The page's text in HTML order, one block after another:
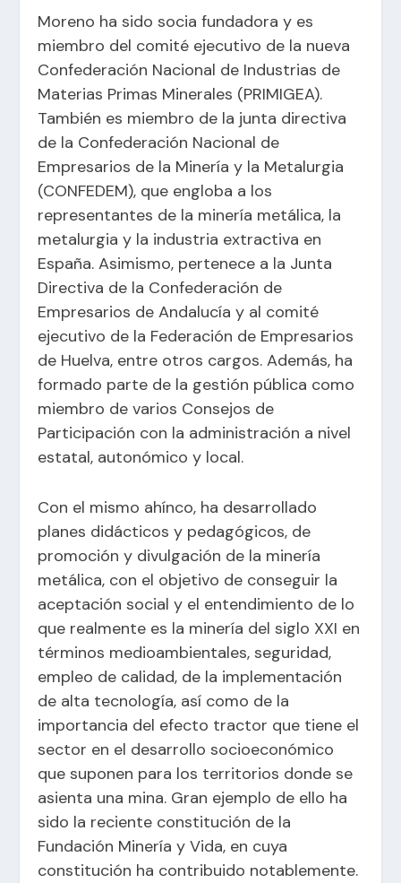
Moreno ha sido socia fundadora y es
miembro del comité ejecutivo de la nueva
Confederación Nacional de Industrias de
Materias Primas Minerales (PRIMIGEA).
También es miembro de la junta directiva
de la Confederación Nacional de
Empresarios de la Minería y la Metalurgia
(CONFEDEM), que engloba a los
representantes de la minería metálica, la
metalurgia y la industria extractiva en
España. Asimismo, pertenece a la Junta
Directiva de la Confederación de
Empresarios de Andalucía y al comité
ejecutivo de la Federación de Empresarios
de Huelva, entre otros cargos. Además, ha
formado parte de la gestión pública como
miembro de varios Consejos de
Participación con la administración a nivel
estatal, autonómico y local.
Con el mismo ahínco, ha desarrollado
planes didácticos y pedagógicos, de
promoción y divulgación de la minería
metálica, con el objetivo de conseguir la
aceptación social y el entendimiento de lo
que realmente es la minería del siglo XXI en
términos medioambientales, seguridad,
empleo de calidad, de la implementación
de alta tecnología, así como de la
importancia del efecto tractor que tiene el
sector en el desarrollo socioeconómico
que suponen para los territorios donde se
asienta una mina. Gran ejemplo de ello ha
sido la reciente constitución de la
Fundación Minería y Vida, en cuya
constitución ha contribuido notablemente.